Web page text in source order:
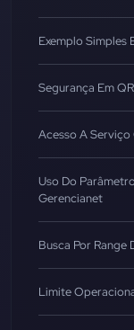
Exemplo Simples
Segurança Em
Acesso A Serviço
Uso Do
Gerencianet
Busca Por Range
Limite